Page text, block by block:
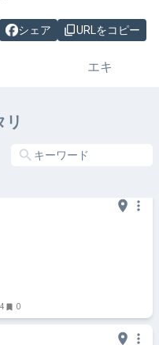
シェア URLをコピー
エキ
リ
4 0